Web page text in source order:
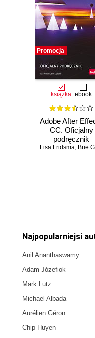
Promocja
książka ebook
Adobe After
CC. Oficjalny
podręcznik
Lisa Fridsma, Brie Gyncild
Najpopularniejsi
Anil Ananthaswamy
Adam Józefiok
Mark Lutz
Michael Albada
Aurélien Géron
Chip Huyen